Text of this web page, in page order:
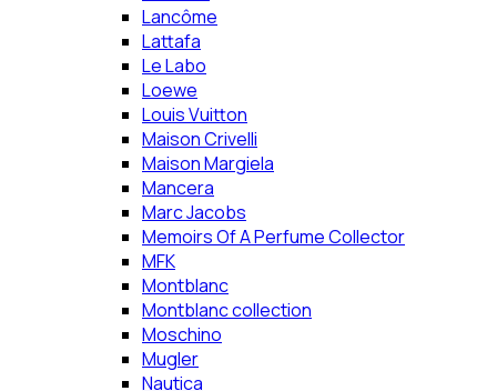
Lancôme
Lattafa
Le Labo
Loewe
Louis Vuitton
Maison Crivelli
Maison Margiela
Mancera
Marc Jacobs
Memoirs Of A Perfume Collector
MFK
Montblanc
Montblanc collection
Moschino
Mugler
Nautica